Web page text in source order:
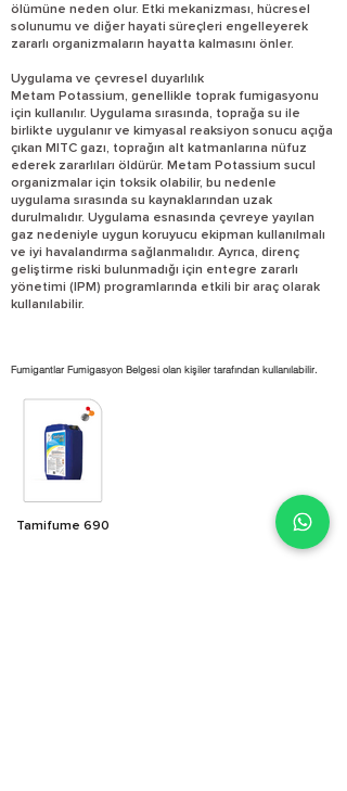
ölümüne neden olur. Etki mekanizması, hücresel
solunumu ve diğer hayati süreçleri engelleyerek
zararlı organizmaların hayatta kalmasını önler.
Uygulama ve çevresel duyarlılık
Metam Potassium, genellikle toprak fumigasyonu
için kullanılır. Uygulama sırasında, toprağa su ile
birlikte uygulanır ve kimyasal reaksiyon sonucu açığa
çıkan MITC gazı, toprağın alt katmanlarına nüfuz
ederek zararlıları öldürür. Metam Potassium sucul
organizmalar için toksik olabilir, bu nedenle
uygulama sırasında su kaynaklarından uzak
durulmalıdır. Uygulama esnasında çevreye yayılan
gaz nedeniyle uygun koruyucu ekipman kullanılmalı
ve iyi havalandırma sağlanmalıdır. Ayrıca, direnç
geliştirme riski bulunmadığı için entegre zararlı
yönetimi (IPM) programlarında etkili bir araç olarak
kullanılabilir.
Fumigantlar Fumigasyon Belgesi olan kişiler tarafından kullanılabilir.
Tamifume 690